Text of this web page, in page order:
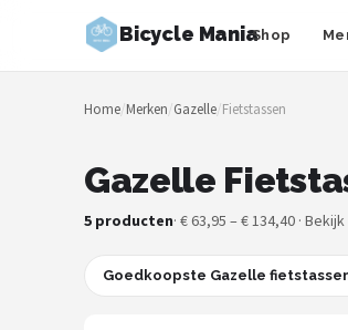
Bicycle ManiaShop
Zoeken
NAVIGATIE
Merken
Home/Merken/Gazelle/Fietstassen
Gazelle
5 producten· € 63,95 – € 134,40 ·
Goedkoopste Gazelle